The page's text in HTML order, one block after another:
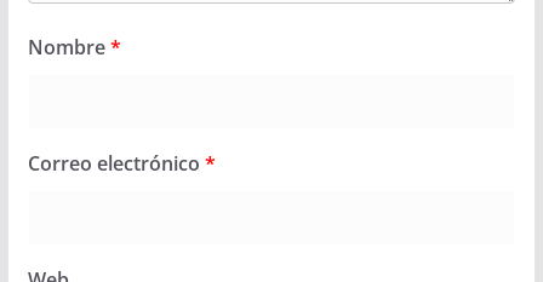
Nombre*
Correo electrónico *